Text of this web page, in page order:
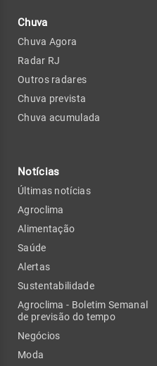
Chuva
Chuva Agora
Radar RJ
Outros radares
Chuva prevista
Chuva acumulada
Notícias
Últimas notícias
Agroclima
Alimentação
Saúde
Alertas
Sustentabilidade
Agroclima - Boletim Semanal
de previsão do tempo
Negócios
Moda